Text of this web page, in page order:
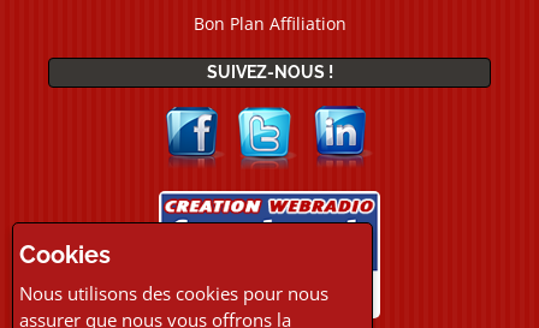
Bon Plan Affiliation
SUIVEZ-NOUS !
Cookies
Nous utilisons des cookies pour nous
assurer que nous vous offrons la